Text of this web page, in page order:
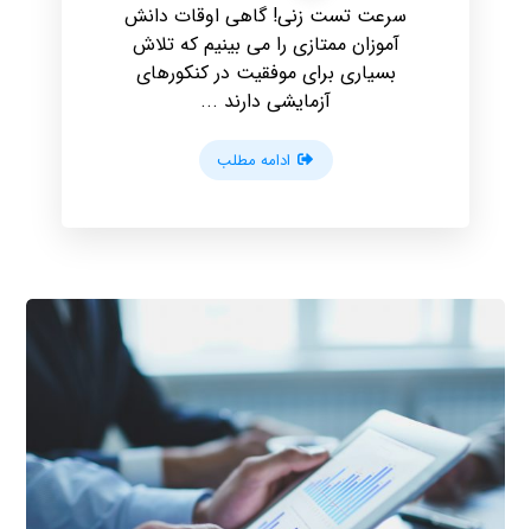
سرعت تست زنی! گاهی اوقات دانش
آموزان ممتازی را می بینیم که تلاش
بسیاری برای موفقیت در کنکورهای
آزمایشی دارند ...
ادامه مطلب